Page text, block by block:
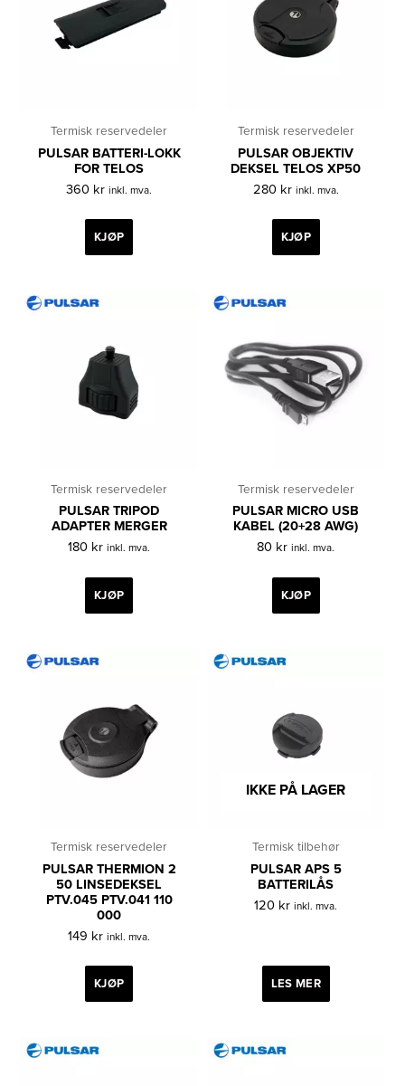
Termisk reservedeler
PULSAR BATTERI-LOKK
FOR TELOS
360 kr inkl. mva.
KJØP
Termisk reservedeler
PULSAR OBJEKTIV
DEKSEL TELOS XP50
280 kr inkl. mva.
KJØP
Termisk reservedeler
PULSAR TRIPOD
ADAPTER MERGER
180 kr inkl. mva.
KJØP
Termisk reservedeler
PULSAR MICRO USB
KABEL (20+28 AWG)
80 kr inkl. mva.
KJØP
Termisk reservedeler
PULSAR THERMION 2
50 LINSEDEKSEL
PTV.045 PTV.041 110
000
149 kr inkl. mva.
KJØP
IKKE PÅ LAGER
Termisk tilbehør
PULSAR APS 5
BATTERILÅS
120 kr inkl. mva.
LES MER